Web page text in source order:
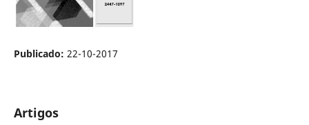
Publicado: 22-10-2017
Artigos